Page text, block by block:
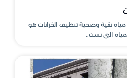
نقية وصحية تنظيف الخزانات هو
التي نست..